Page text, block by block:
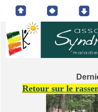
Retour sur le